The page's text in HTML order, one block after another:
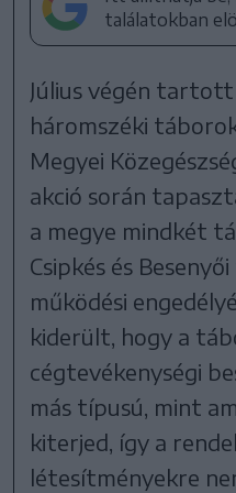
találatokban
Július végén
háromszéki
Megyei
akció során
a megye mindkét
Csipkés és
működési
kiderült, hogy a
cégtevékenységi
más típusú, mint
kiterjed, így a
létesítményekre